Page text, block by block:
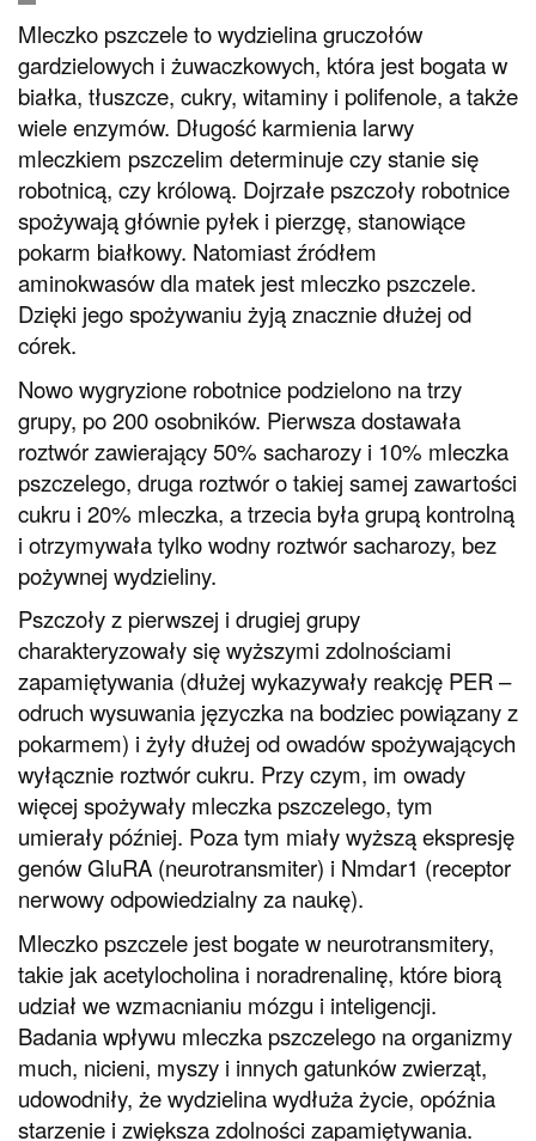
Mleczko pszczele to wydzielina gruczołów
gardzielowych i żuwaczkowych, która jest bogata w
białka, tłuszcze, cukry, witaminy i polifenole, a także
wiele enzymów. Długość karmienia larwy
mleczkiem pszczelim determinuje czy stanie się
robotnicą, czy królową. Dojrzałe pszczoły robotnice
spożywają głównie pyłek i pierzgę, stanowiące
pokarm białkowy. Natomiast źródłem
aminokwasów dla matek jest mleczko pszczele.
Dzięki jego spożywaniu żyją znacznie dłużej od
córek.
Nowo wygryzione robotnice podzielono na trzy
grupy, po 200 osobników. Pierwsza dostawała
roztwór zawierający 50% sacharozy i 10% mleczka
pszczelego, druga roztwór o takiej samej zawartości
cukru i 20% mleczka, a trzecia była grupą kontrolną
i otrzymywała tylko wodny roztwór sacharozy, bez
pożywnej wydzieliny.
Pszczoły z pierwszej i drugiej grupy
charakteryzowały się wyższymi zdolnościami
zapamiętywania (dłużej wykazywały reakcję PER –
odruch wysuwania języczka na bodziec powiązany z
pokarmem) i żyły dłużej od owadów spożywających
wyłącznie roztwór cukru. Przy czym, im owady
więcej spożywały mleczka pszczelego, tym
umierały później. Poza tym miały wyższą ekspresję
genów GluRA (neurotransmiter) i Nmdar1 (receptor
nerwowy odpowiedzialny za naukę).
Mleczko pszczele jest bogate w neurotransmitery,
takie jak acetylocholina i noradrenalinę, które biorą
udział we wzmacnianiu mózgu i inteligencji.
Badania wpływu mleczka pszczelego na organizmy
much, nicieni, myszy i innych gatunków zwierząt,
udowodniły, że wydzielina wydłuża życie, opóźnia
starzenie i zwiększa zdolności zapamiętywania.